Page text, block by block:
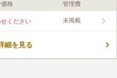
伝えられる高野山真言宗・泉蔵寺の
はお葬式や法事をお願いすることも
です。
格 管理費
ください 未掲載
細を見る